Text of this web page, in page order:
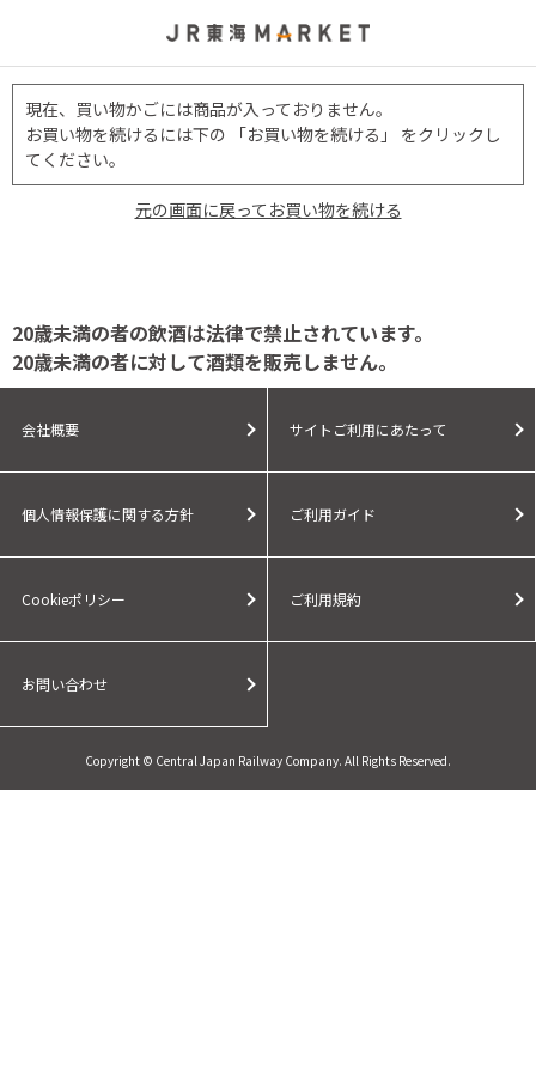
現在、買い物かごには商品が入っておりません。
お買い物を続けるには下の 「お買い物を続ける」 をクリックし
てください。
元の画面に戻ってお買い物を続ける
20歳未満の者の飲酒は法律で禁止されています。
20歳未満の者に対して酒類を販売しません。
会社概要 サイトご利用にあたって
個人情報保護に関する方針 ご利用ガイド
Cookieポリシー ご利用規約
お問い合わせ
Copyright © Central Japan Railway Company. All Rights Reserved.